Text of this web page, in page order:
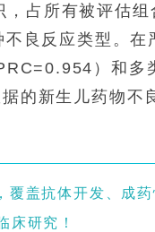
占所有被评估
良反应类型。在
）和多
的新生儿药物不
盖抗体开发、成
床研究！